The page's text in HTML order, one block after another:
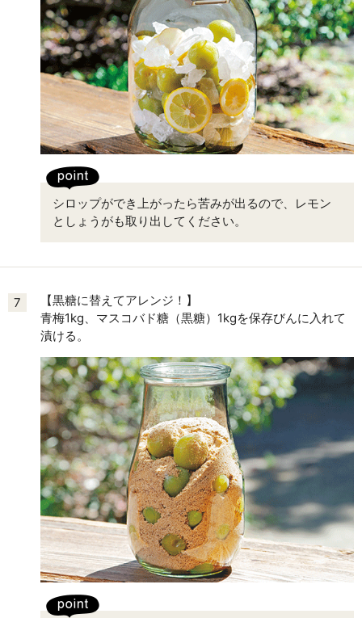
シロップができ上がったら苦みが出るので、レモン
としょうがも取り出してください。
7
【黒糖に替えてアレンジ！】
青梅1kg、マスコバド糖（黒糖）1kgを保存びんに入れて
漬ける。